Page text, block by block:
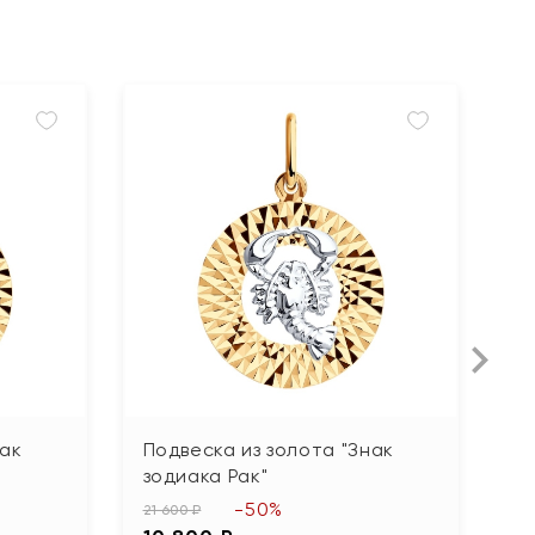
Подвеска из золота "Знак
зодиака Рак"
21 600 ₽ -50%